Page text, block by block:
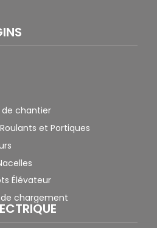
de chantier
et Portiques
Élévateur
de chargement